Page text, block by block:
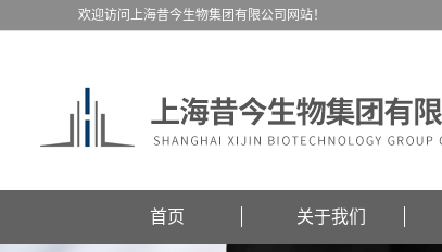
欢迎访问上海昔今生物集团有限公司网站！
首页 关于我们